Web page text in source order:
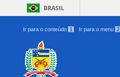
BRASIL
Ir para o conteúdo 1 Ir para o menu 2